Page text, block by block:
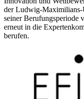
der Ludwig-
seiner Berufungsperiode
erneut in die
berufen.